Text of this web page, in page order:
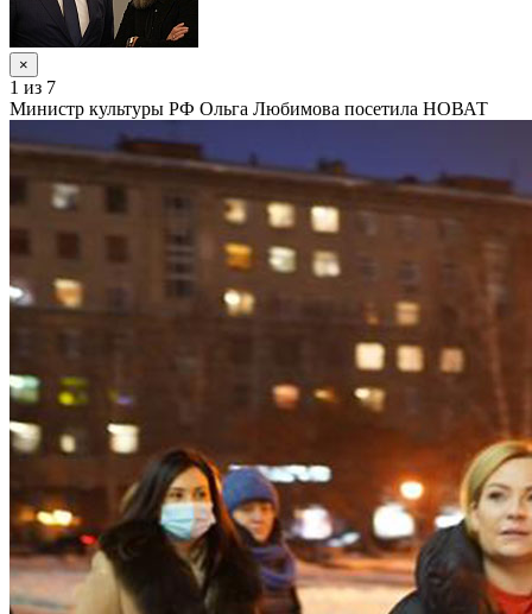
×
1 из 7
Министр культуры РФ Ольга Любимова посетила НОВАТ